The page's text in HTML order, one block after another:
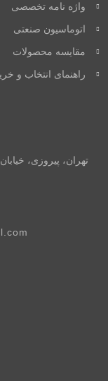
واژه نامه تخصصی
اتوماسیون صنعتی
مقایسه محصولات
راهنمای انتخاب و
تهران، پیروزی،